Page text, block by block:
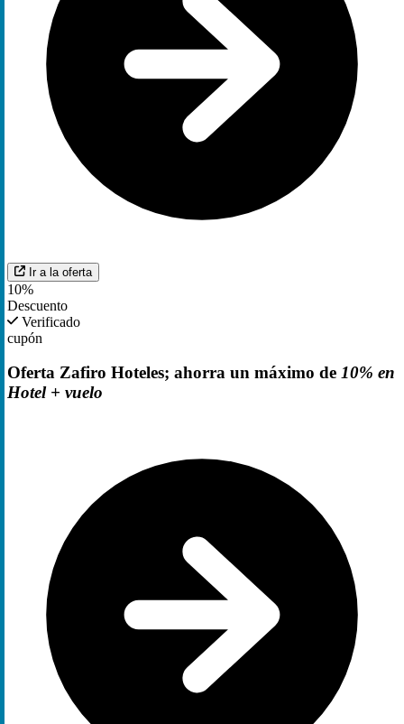
Ir a la oferta
10%
Descuento
Verificado
cupón
Oferta Zafiro Hoteles; ahorra un máximo de 10% en
Hotel + vuelo